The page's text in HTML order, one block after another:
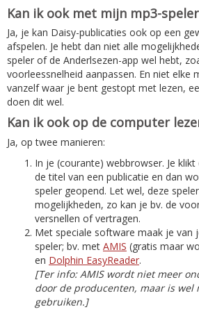
Kan ik ook met mijn mp3-
Ja, je kan Daisy-publicaties ook op een
afspelen. Je hebt dan niet alle
speler of de Anderlsezen-app wel hebt,
voorleessnelheid aanpassen. En niet elke
vanzelf waar je bent gestopt met lezen,
doen dit wel.
Kan ik ook op de computer
Ja, op twee manieren:
In je (courante) webbrowser. Je
de titel van een publicatie en dan
speler geopend. Let wel, deze
mogelijkheden, zo kan je bv. de
versnellen of vertragen.
Met speciale software maak je van
speler; bv. met AMIS (gratis maar
en Dolphin EasyReader.
[Ter info: AMIS wordt niet meer
door de producenten, maar is wel
gebruiken.]